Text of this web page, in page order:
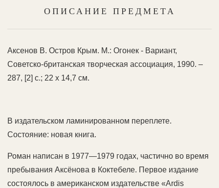
ОПИСАНИЕ ПРЕДМЕТА
Аксенов В. Остров Крым. М.: Огонек - Вариант,
Советско-британская творческая ассоциация, 1990. –
287, [2] с.; 22 х 14,7 см.
В издательском ламинированном переплете.
Состояние: новая книга.
Роман написан в 1977—1979 годах, частично во время
пребывания Аксёнова в Коктебеле. Первое издание
состоялось в американском издательстве «Ardis